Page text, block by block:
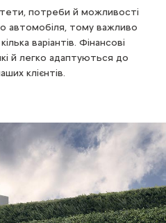
потреби й можливості
автомобіля, тому важливо
варіантів. Фінансові
й легко адаптуються до
клієнтів.